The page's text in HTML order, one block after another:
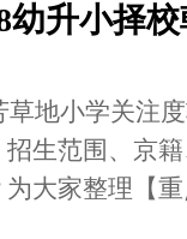
幼升小择
地小学关注
生范围、京
大家整理【